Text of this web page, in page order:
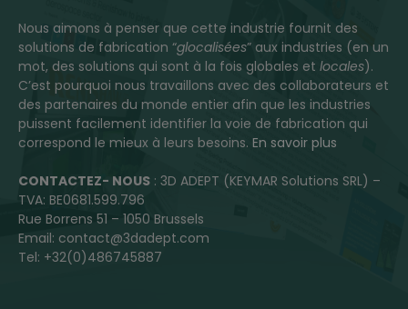
Nous aimons à penser que cette industrie fournit des
solutions de fabrication “glocalisées” aux industries (en un
mot, des solutions qui sont à la fois globales et locales).
C’est pourquoi nous travaillons avec des collaborateurs et
des partenaires du monde entier afin que les industries
puissent facilement identifier la voie de fabrication qui
correspond le mieux à leurs besoins. En savoir plus
CONTACTEZ- NOUS : 3D ADEPT (KEYMAR Solutions SRL) –
TVA: BE0681.599.796
Rue Borrens 51 – 1050 Brussels
Email: contact@3dadept.com
Tel: +32(0)486745887